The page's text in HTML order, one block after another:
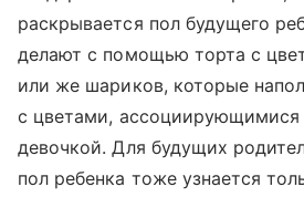
раскрывается пол будущего
делают с помощью торта с
или же шариков, которые
с цветами,
девочкой. Для будущих
пол ребенка тоже узнается